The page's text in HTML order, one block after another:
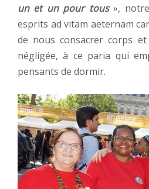
un et un pour tous», notre
esprits ad vitam aeternam
de nous consacrer corps
négligée, à ce paria qui
pensants de dormir.